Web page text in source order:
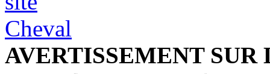
AVERTISSEMENT